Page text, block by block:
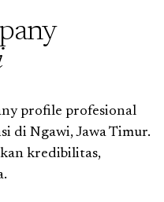
profile profesional
di Ngawi, Jawa Timur.
kredibilitas,